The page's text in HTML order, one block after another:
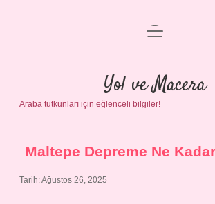
Anasayfa
Gizlilik Politikası
Yasal Uyarı
menüyü
Yol ve Macera
Araba tutkunları için eğlenceli bilgiler!
Maltepe Depreme Ne Kadar
Tarih: Ağustos 26, 2025